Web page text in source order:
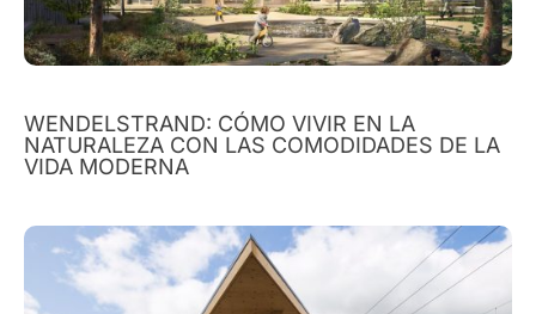
WENDELSTRAND: CÓMO VIVIR EN LA
NATURALEZA CON LAS COMODIDADES DE LA
VIDA MODERNA